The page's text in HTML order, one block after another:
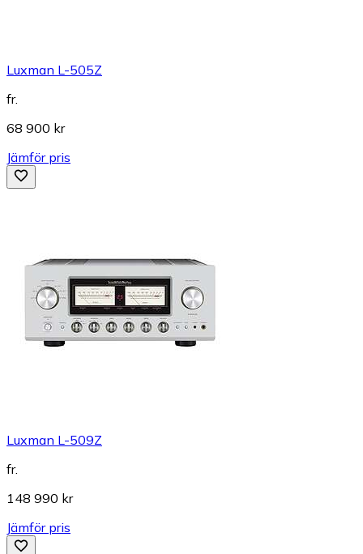
Luxman L-505Z
fr.
68 900 kr
Jämför pris
Luxman L-509Z
fr.
148 990 kr
Jämför pris